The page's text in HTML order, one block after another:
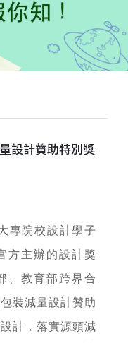
設計贊助特別獎
專院校設計學子
方主辦的設計獎
、教育部跨界合
裝減量設計贊助
計，落實源頭減